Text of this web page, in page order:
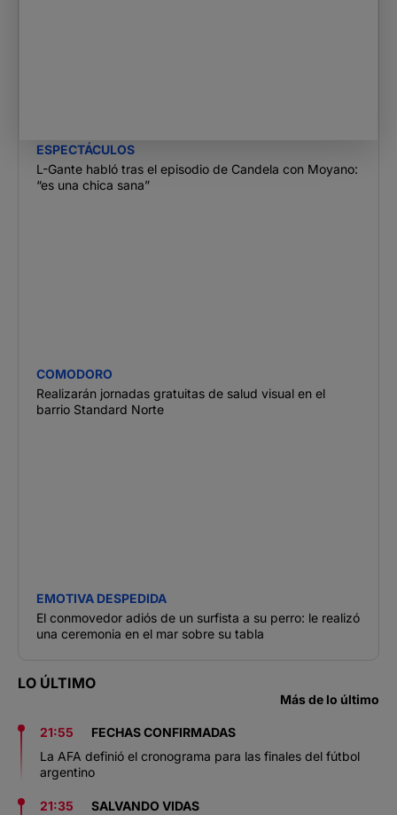
ESPECTÁCULOS
L-Gante habló tras el episodio de Candela con Moyano:
“es una chica sana”
COMODORO
Realizarán jornadas gratuitas de salud visual en el
barrio Standard Norte
EMOTIVA DESPEDIDA
El conmovedor adiós de un surfista a su perro: le realizó
una ceremonia en el mar sobre su tabla
LO ÚLTIMO
Más de lo último
21:55
FECHAS CONFIRMADAS
La AFA definió el cronograma para las finales del fútbol
argentino
21:35
SALVANDO VIDAS